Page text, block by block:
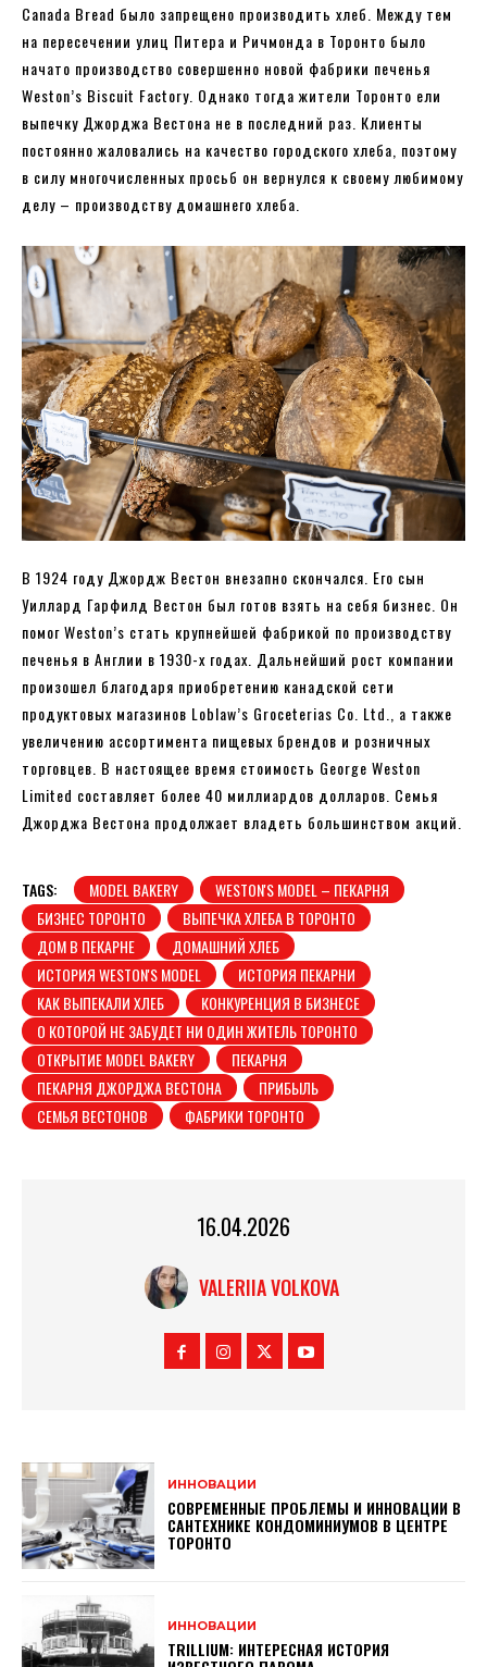
Canada Bread было запрещено производить хлеб. Между тем
на пересечении улиц Питера и Ричмонда в Торонто было
начато производство совершенно новой фабрики печенья
Weston’s Biscuit Factory. Однако тогда жители Торонто ели
выпечку Джорджа Вестона не в последний раз. Клиенты
постоянно жаловались на качество городского хлеба, поэтому
в силу многочисленных просьб он вернулся к своему любимому
делу – производству домашнего хлеба.
В 1924 году Джордж Вестон внезапно скончался. Его сын
Уиллард Гарфилд Вестон был готов взять на себя бизнес. Он
помог Weston’s стать крупнейшей фабрикой по производству
печенья в Англии в 1930-х годах. Дальнейший рост компании
произошел благодаря приобретению канадской сети
продуктовых магазинов Loblaw’s Groceterias Co. Ltd., а также
увеличению ассортимента пищевых брендов и розничных
торговцев. В настоящее время стоимость George Weston
Limited составляет более 40 миллиардов долларов. Семья
Джорджа Вестона продолжает владеть большинством акций.
TAGS: MODEL BAKERY
WESTON'S MODEL – ПЕКАРНЯ
БИЗНЕС ТОРОНТО
ВЫПЕЧКА ХЛЕБА В ТОРОНТО
ДОМ В ПЕКАРНЕ
ДОМАШНИЙ ХЛЕБ
ИСТОРИЯ WESTON'S MODEL
ИСТОРИЯ ПЕКАРНИ
КАК ВЫПЕКАЛИ ХЛЕБ
КОНКУРЕНЦИЯ В БИЗНЕСЕ
О КОТОРОЙ НЕ ЗАБУДЕТ НИ ОДИН ЖИТЕЛЬ ТОРОНТО
ОТКРЫТИЕ MODEL BAKERY
ПЕКАРНЯ
ПЕКАРНЯ ДЖОРДЖА ВЕСТОНА
ПРИБЫЛЬ
СЕМЬЯ ВЕСТОНОВ
ФАБРИКИ ТОРОНТО
16.04.2026
VALERIIA VOLKOVA
ИННОВАЦИИ
СОВРЕМЕННЫЕ ПРОБЛЕМЫ И ИННОВАЦИИ В
САНТЕХНИКЕ КОНДОМИНИУМОВ В ЦЕНТРЕ
ТОРОНТО
ИННОВАЦИИ
TRILLIUM: ИНТЕРЕСНАЯ ИСТОРИЯ